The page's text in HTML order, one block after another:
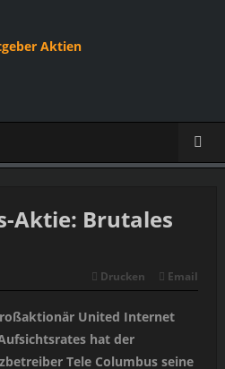
Aktie: Brutales
Drucken Email
United Internet
hat der
Tele Columbus seine